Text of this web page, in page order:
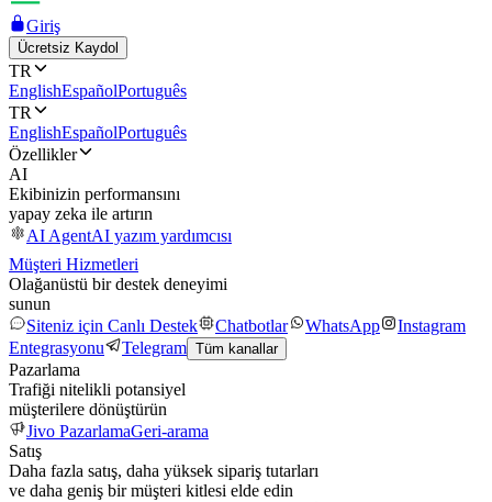
Giriş
Ücretsiz Kaydol
TR
EnglishEspañolPortuguês
TR
EnglishEspañolPortuguês
Özellikler
AI
Ekibinizin performansını
yapay zeka ile artırın
AI AgentAI yazım yardımcısı
Müşteri Hizmetleri
Olağanüstü bir destek deneyimi
sunun
Siteniz için Canlı Destek
Chatbotlar WhatsApp
Instagram
Entegrasyonu
Telegram Tüm kanallar
Pazarlama
Trafiği nitelikli potansiyel
müşterilere dönüştürün
Jivo PazarlamaGeri-arama
Satış
Daha fazla satış, daha yüksek sipariş tutarları
ve daha geniş bir müşteri kitlesi elde edin